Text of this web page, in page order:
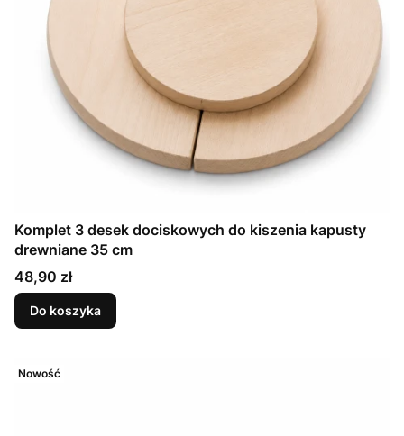
Komplet 3 desek dociskowych do kiszenia kapusty
drewniane 35 cm
Cena
48,90 zł
Do koszyka
Nowość